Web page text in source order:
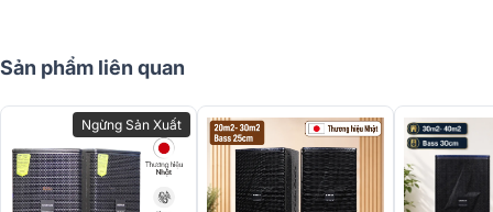
Sản phẩm liên quan
Ngừng Sản Xuất